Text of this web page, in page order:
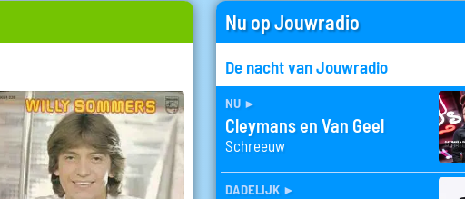
Nu op Jouwradio
De nacht van Jouwradio
nu ►
Cleymans en Van Geel
Schreeuw
dadelijk ►